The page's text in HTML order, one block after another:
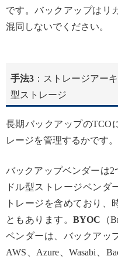
です。バックアップはリ
混同しないでください。
手法3 ：ストレージアー
型ストレージ
長期バックアップのTCO
レージを管理するかです。
バックアップベンダーは
ドル型ストレージベンダ
トレージを含めており、
ともあります。BYOC （
ベンダーは、バックアッ
AWS、Azure、Wasabi、